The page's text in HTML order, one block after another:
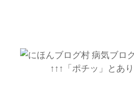
↑↑↑「ポチッ」とあ